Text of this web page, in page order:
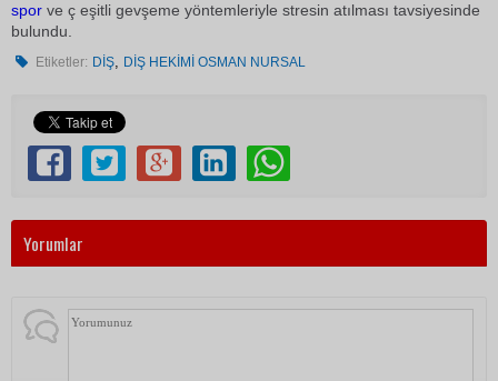
spor ve ç eşitli gevşeme yöntemleriyle stresin atılması tavsiyesinde
bulundu.
Etiketler: DİŞ, DİŞ HEKİMİ OSMAN NURSAL
Yorumlar